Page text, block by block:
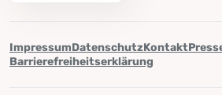
ImpressumDatenschutzKontakt
Barrierefreiheitserklärung